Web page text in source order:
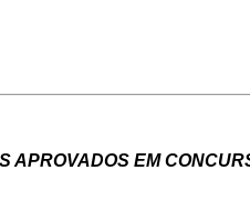
APROVADOS EM